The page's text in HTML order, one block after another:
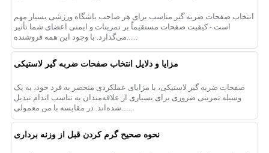
انتخاب صفحات ضربه گیر مناسب برای هر صاحب باشگاه ورزشی بسیار مهم
است - کیفیت صفحات مستقیماً بر تمرینات و ایمنی اعضای شما تأثیر
می‌گذارد. با وجود این همه فروشنده......
مزایا و دلایل انتخاب صفحات ضربه گیر لاستیکی
صفحات ضربه گیر لاستیکی، با مزایای عملکردی منحصر به فرد خود، به یک
وسیله تمرینی ضروری برای بسیاری از علاقه‌مندان به تناسب اندام تبدیل
شده‌اند. در مقایسه با منِ معمولی......
نحوه صحیح گرم کردن قبل از وزنه برداری